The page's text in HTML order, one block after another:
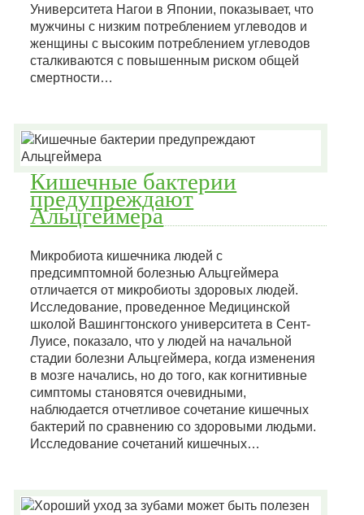
Университета Нагои в Японии, показывает, что
мужчины с низким потреблением углеводов и
женщины с высоким потреблением углеводов
сталкиваются с повышенным риском общей
смертности…
Кишечные бактерии
предупреждают
Альцгеймера
Микробиота кишечника людей с
предсимптомной болезнью Альцгеймера
отличается от микробиоты здоровых людей.
Исследование, проведенное Медицинской
школой Вашингтонского университета в Сент-
Луисе, показало, что у людей на начальной
стадии болезни Альцгеймера, когда изменения
в мозге начались, но до того, как когнитивные
симптомы становятся очевидными,
наблюдается отчетливое сочетание кишечных
бактерий по сравнению со здоровыми людьми.
Исследование сочетаний кишечных…